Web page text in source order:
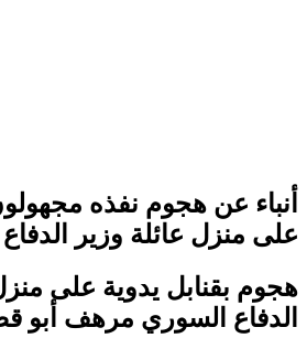
أنباء عن هجوم نفذه
على منزل عائلة وزير
هجوم بقنابل يدوية على
الدفاع السوري مرهف أبو